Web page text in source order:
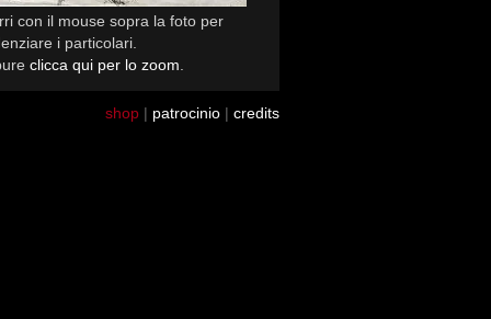
con il mouse sopra la foto per
i particolari.
clicca qui per lo zoom
shop | patrocinio | credits